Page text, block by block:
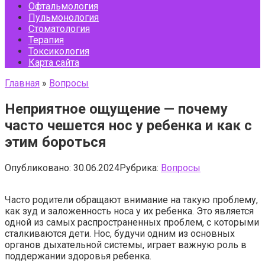
Офтальмология
Пульмонология
Стоматология
Терапия
Токсикология
Карта сайта
Главная » Вопросы
Неприятное ощущение — почему
часто чешется нос у ребенка и как с
этим бороться
Опубликовано: 30.06.2024Рубрика: Вопросы
Часто родители обращают внимание на такую проблему,
как зуд и заложенность носа у их ребенка. Это является
одной из самых распространенных проблем, с которыми
сталкиваются дети. Нос, будучи одним из основных
органов дыхательной системы, играет важную роль в
поддержании здоровья ребенка.